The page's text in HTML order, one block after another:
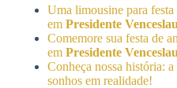
Uma limousine para
em Presidente Venceslau
Comemore sua festa de
em Presidente Venceslau
Conheça nossa história:
sonhos em realidade!